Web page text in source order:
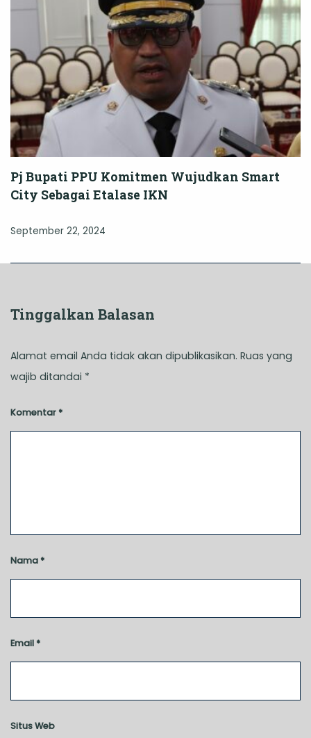
Pj Bupati PPU Komitmen Wujudkan Smart
City Sebagai Etalase IKN
September 22, 2024
Tinggalkan Balasan
Alamat email Anda tidak akan dipublikasikan. Ruas yang
wajib ditandai *
Komentar *
Nama *
Email *
Situs Web